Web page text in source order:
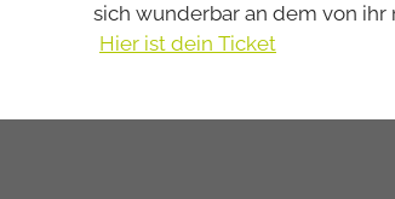
sich wunderbar an dem von ihr
Hier ist dein Ticket